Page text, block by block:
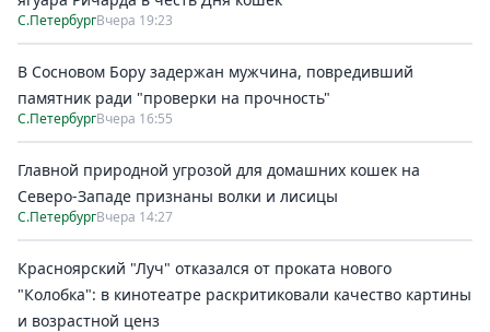
С.ПетербургВчера 19:23
В Сосновом Бору задержан мужчина, повредивший
памятник ради "проверки на прочность"
С.ПетербургВчера 16:55
Главной природной угрозой для домашних кошек на
Северо-Западе признаны волки и лисицы
С.ПетербургВчера 14:27
Красноярский "Луч" отказался от проката нового
"Колобка": в кинотеатре раскритиковали качество картины
и возрастной ценз